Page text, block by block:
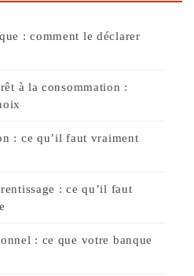
: comment le déclarer
à la consommation :
: ce qu’il faut vraiment
: ce qu’il faut
: ce que votre banque